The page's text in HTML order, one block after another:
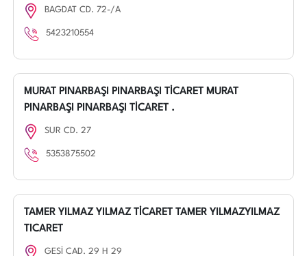
BAGDAT CD. 72-/A
5423210554
MURAT PINARBAŞI PINARBAŞI TİCARET MURAT
PINARBAŞI PINARBAŞI TİCARET .
SUR CD. 27
5353875502
TAMER YILMAZ YILMAZ TİCARET TAMER YILMAZYILMAZ
TICARET
GESİ CAD. 29 H 29